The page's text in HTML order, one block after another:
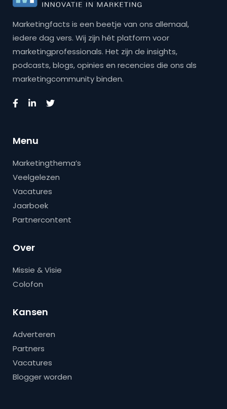
Marketingfacts is een beetje van ons allemaal,
iedere dag vers. Wij zijn hét platform voor
marketingprofessionals. Het zijn de insights,
podcasts, blogs, opinies en recencies die ons als
marketingcommunity binden.
Menu
Marketingthema’s
Veelgelezen
Vacatures
Jaarboek
Partnercontent
Over
Missie & Visie
Colofon
Kansen
Adverteren
Partners
Vacatures
Blogger worden